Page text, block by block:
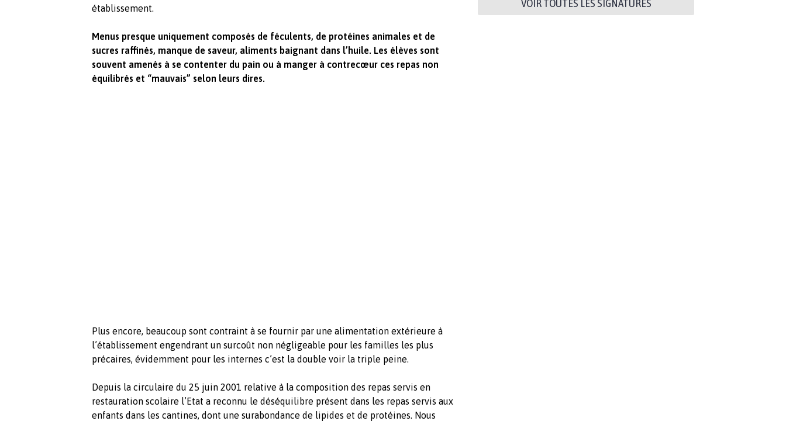
établissement.
Menus presque uniquement composés de féculents, de protéines animales et de
sucres raffinés, manque de saveur, aliments baignant dans l’huile. Les élèves sont
souvent amenés à se contenter du pain ou à manger à contrecœur ces repas non
équilibrés et “mauvais” selon leurs dires.
Plus encore, beaucoup sont contraint à se fournir par une alimentation extérieure à
l’établissement engendrant un surcoût non négligeable pour les familles les plus
précaires, évidemment pour les internes c’est la double voir la triple peine.
Depuis la circulaire du 25 juin 2001 relative à la composition des repas servis en
restauration scolaire l’Etat a reconnu le déséquilibre présent dans les repas servis aux
enfants dans les cantines, dont une surabondance de lipides et de protéines. Nous
VOIR TOUTES LES SIGNATURES